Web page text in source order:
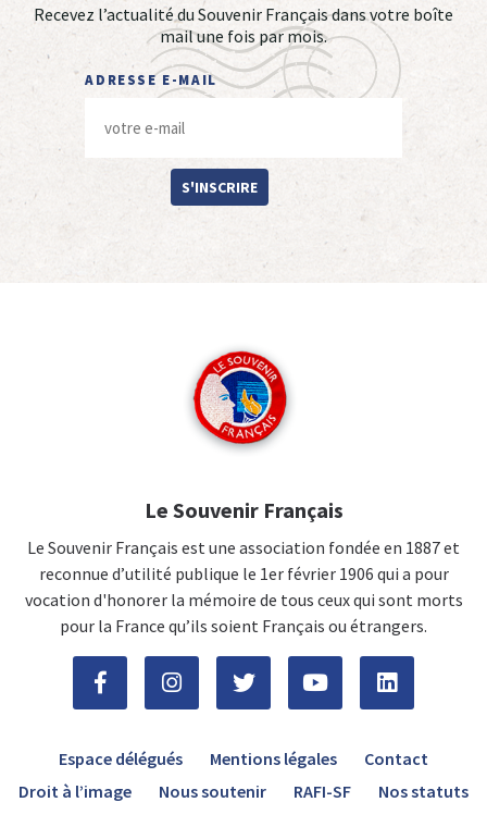
Recevez l’actualité du Souvenir Français dans votre boîte
mail une fois par mois.
ADRESSE E-MAIL
S'INSCRIRE
Le Souvenir Français
Le Souvenir Français est une association fondée en 1887 et
reconnue d’utilité publique le 1er février 1906 qui a pour
vocation d'honorer la mémoire de tous ceux qui sont morts
pour la France qu’ils soient Français ou étrangers.
Espace délégués Mentions légales
Contact
Droit à l’image
Nous soutenir RAFI-SF Nos statuts